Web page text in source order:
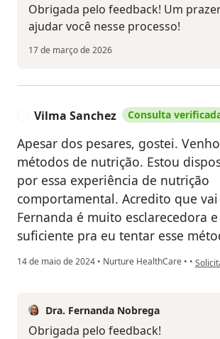
Obrigada pelo feedback! Um
ajudar você nesse processo!
17 de março de 2026
Vilma Sanchez Consulta
Apesar dos pesares, gostei.
métodos de nutrição. Estou
por essa experiência de nutrição
comportamental. Acredito que
Fernanda é muito esclarecedora
suficiente pra eu tentar esse
14 de maio de 2024 • Nurture HealthCare • • na
Dra. Fernanda Nobrega
Obrigada pelo feedback!